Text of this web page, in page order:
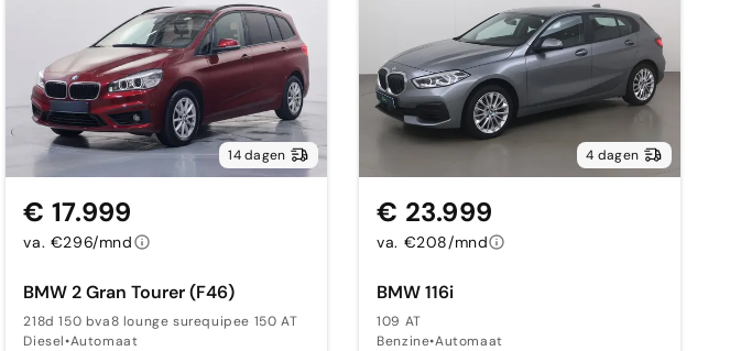
14 dagen
BMW 2 Gran Tourer (F46)
218d 150 bva8 lounge surequipee 150 AT
Diesel•Automaat
€ 17.999
va. €296/mnd
4 dagen
BMW 116i
109 AT
Benzine•Automaat
€ 23.999
va. €208/mnd